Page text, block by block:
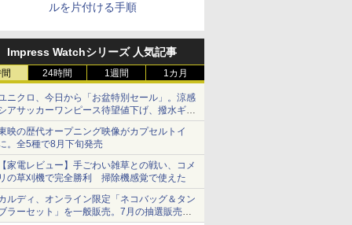
ルを片付ける手順
Impress Watchシリーズ 人気記事
24時間 1週間 1カ月
ニクロ、今日から「お盆特別セール」。涼感
アサッカーワンピース待望値下げ、撥水ギア
ョーツは1990円に
映の歴代オープニング映像がカプセルトイ
。全5種で8月下旬発売
家電レビュー】手ごわい雑草との戦い、コメ
の草刈機で完全勝利 掃除機感覚で使えた
ルディ、オンライン限定「ネコバッグ＆タン
ラーセット」を一般販売。7月の抽選販売の